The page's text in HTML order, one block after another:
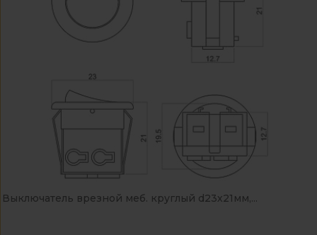
Выключатель врезной меб. круглый d23х21мм,...